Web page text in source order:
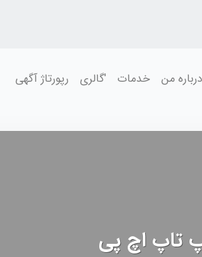
درباره من خدمات 'گالری رپورتاژ آگهی
تاپ اچ پی